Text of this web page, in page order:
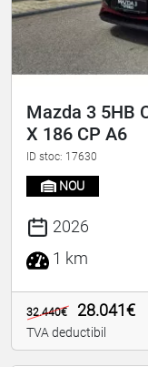
Mazda 3 5HB
X 186 CP A6
ID stoc: 17630
NOU
2026
1 km
32.440€ 28.041€
TVA deductibil